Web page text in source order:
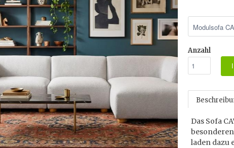
Anzahl
Das Sofa
laden dazu